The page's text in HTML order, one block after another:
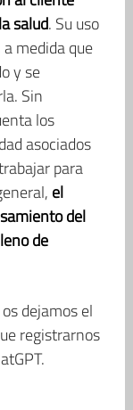
salud. Su uso
medida que
y se
Sin
los
asociados
para
el
del
de
dejamos el
registrarnos